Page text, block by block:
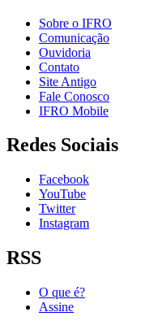
Sobre o IFRO
Comunicação
Ouvidoria
Contato
Site Antigo
Fale Conosco
IFRO Mobile
Redes Sociais
Facebook
YouTube
Twitter
Instagram
RSS
O que é?
Assine